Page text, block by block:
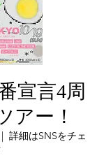
宣言4周
アー！
詳細はSNSをチェ